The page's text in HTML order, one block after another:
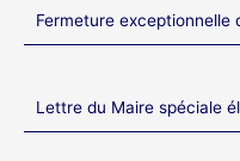
Fermeture exceptionnelle
Lettre du Maire spéciale